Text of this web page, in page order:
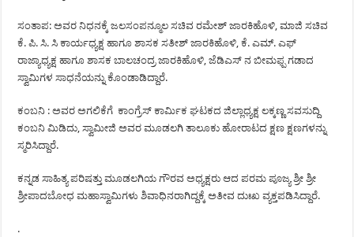
ಸಂತಾಪ: ಅವರ ನಿಧನಕ್ಕೆ ಜಲಸಂಪನ್ಮೂಲ ಸಚಿವ ರಮೇಶ್ ಜಾರಕಿಹೊಳಿ, ಮಾಜಿ ಸಚಿವ
ಕೆ. ಪಿ. ಸಿ. ಸಿ ಕಾರ್ಯಧ್ಯಕ್ಷ ಹಾಗೂ ಶಾಸಕ ಸತೀಶ್ ಜಾರಕಿಹೊಳಿ, ಕೆ. ಎಮ್. ಎಫ್
ರಾಜ್ಯಾಧ್ಯಕ್ಷ ಹಾಗೂ ಶಾಸಕ ಬಾಲಚಂದ್ರ ಜಾರಕಿಹೊಳಿ, ಜೆಡಿಎಸ್ ನ ಬೀಮಫ್ಪ ಗಡಾದ
ಸ್ವಾಮಿಗಳ ಸಾಧನೆಯನ್ನು ಕೊಂಡಾಡಿದ್ದಾರೆ.
ಕಂಬನಿ : ಅವರ ಅಗಲಿಕೆಗೆ ಕಾಂಗ್ರೆಸ್ ಕಾರ್ಮಿಕ ಘಟಕದ ಜಿಲ್ಲಾಧ್ಯಕ್ಷ ಲಕ್ಕಣ್ಣ ಸವಸುದ್ದಿ
ಕಂಬನಿ ಮಿಡಿದು, ಸ್ವಾಮೀಜಿ ಅವರ ಮೂಡಲಗಿ ತಾಲೂಕು ಹೋರಾಟದ ಕ್ಷಣ ಕ್ಷಣಗಳನ್ನು
ಸ್ಮರಿಸಿದ್ದಾರೆ.
ಕನ್ನಡ ಸಾಹಿತ್ಯ ಪರಿಷತ್ತು ಮೂಡಲಗಿಯ ಗೌರವ ಅಧ್ಯಕ್ಷರು ಆದ ಪರಮ ಪೂಜ್ಯ ಶ್ರೀ ಶ್ರೀ
ಶ್ರೀಪಾದಬೋಧ ಮಹಾಸ್ವಾಮಿಗಳು ಶಿವಾಧಿನರಾಗಿದ್ದಕ್ಕೆ ಅತೀವ ದುಃಖ ವ್ಯಕ್ತಪಡಿಸಿದ್ದಾರೆ.
.